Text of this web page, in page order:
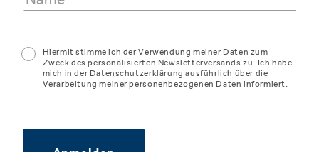
Hiermit stimme ich der Verwendung meiner Daten zum
Zweck des personalisierten Newsletterversands zu. Ich habe
mich in der Datenschutzerklärung ausführlich über die
Verarbeitung meiner personenbezogenen Daten informiert.